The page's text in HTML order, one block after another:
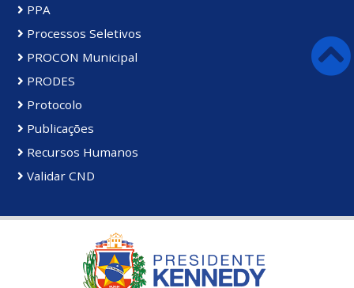
PPA
Processos Seletivos
PROCON Municipal
PRODES
Protocolo
Publicações
Recursos Humanos
Validar CND